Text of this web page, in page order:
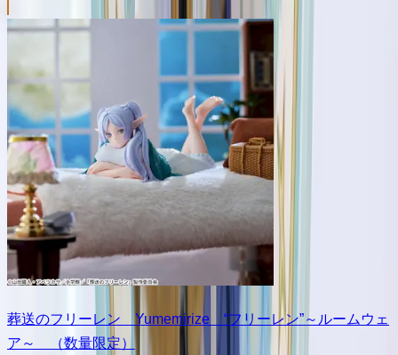
葬送のフリーレン Yumemirize “フリーレン”～ルームウェ
ア～ （数量限定）